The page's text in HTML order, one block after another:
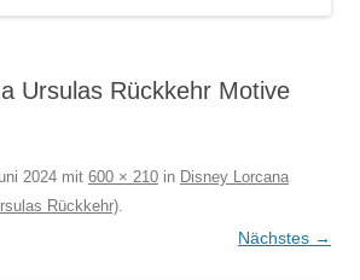
Ursulas Rückkehr Motive
2024 mit 600 × 210 in Disney Lorcana
Rückkehr).
Nächstes →